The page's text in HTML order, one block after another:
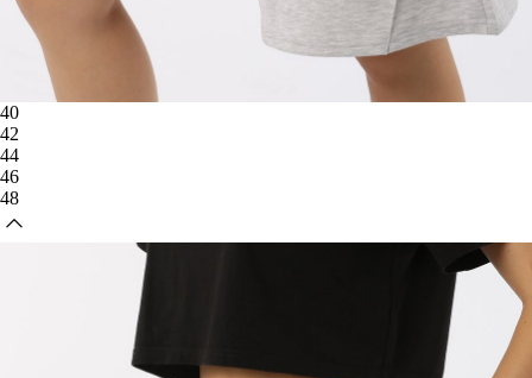
40
42
44
46
48